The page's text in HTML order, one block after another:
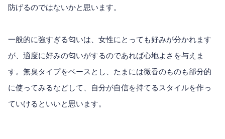
防げるのではないかと思います。
一般的に強すぎる匂いは、女性にとっても好みが分かれます
が、適度に好みの匂いがするのであれば心地よさを与えま
す。無臭タイプをベースとし、たまには微香のものも部分的
に使ってみるなどして、自分が自信を持てるスタイルを作っ
ていけるといいと思います。